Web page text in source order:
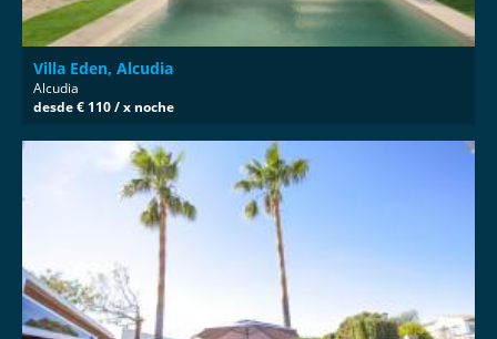
Villa Eden, Alcudia
Alcudia
desde € 110 / x noche